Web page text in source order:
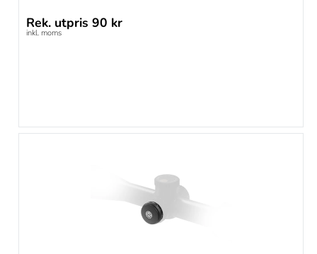
Rek. utpris 90 kr
inkl. moms